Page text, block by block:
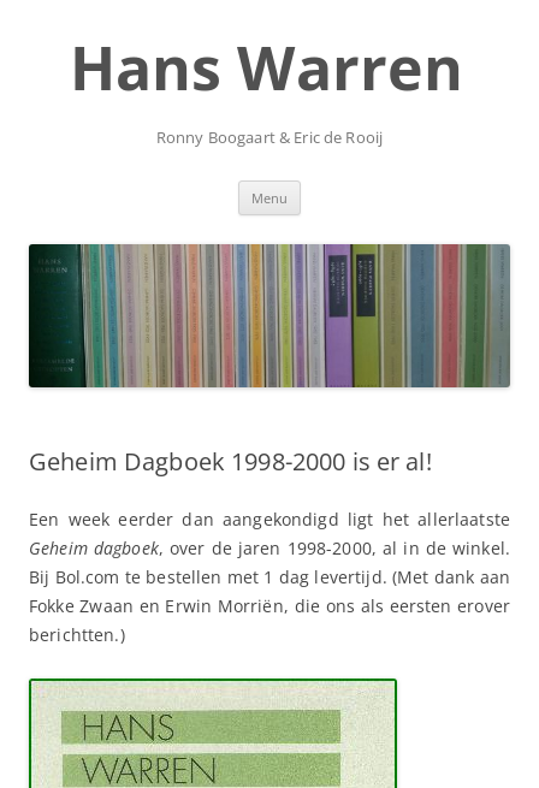
inhoudHans Warren
Ronny Boogaart & Eric de Rooij
Menu
Geheim Dagboek 1998-2000 is er al!
Een week eerder dan aangekondigd ligt het allerlaatste
Geheim dagboek, over de jaren 1998-2000, al in de winkel.
Bij Bol.com te bestellen met 1 dag levertijd. (Met dank aan
Fokke Zwaan en Erwin Morriën, die ons als eersten erover
berichtten.)